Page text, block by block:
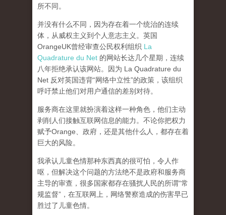
所不同。
并没有什么不同，因为存在着一个统治的连续
体，从威权主义到个人意志主义。英国
OrangeUK曾经审查公民权利组织 La
Quadrature du Net 的网站长达几个星期，连续
八年拒绝承认该网站。因为 La Quadrature du
Net 反对英国违背“网络中立性”的政策，该组织
呼吁禁止他们对用户通信的差别对待。
服务商在这里就扮演着这样一种角色，他们主动
剥削人们接触互联网信息的能力。不论你把权力
赋予Orange、政府，还是其他什么人，都存在着
巨大的风险。
我承认儿童色情那种东西真的很可怕，令人作
呕，但解决这个问题的方法绝不是政府和服务商
主导的审查，很多国家都存在骚扰人民的所谓“常
规监督”，在互联网上，网络警察造成的伤害早已
胜过了儿童色情。